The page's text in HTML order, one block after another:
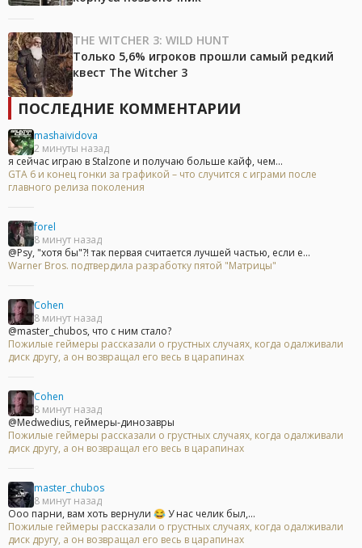
THE WITCHER 3: WILD HUNT
Только 5,6% игроков прошли самый редкий
квест The Witcher 3
ПОСЛЕДНИЕ КОММЕНТАРИИ
mashaividova
2 минуты назад
я сейчас играю в Stalzone и получаю больше кайф, чем...
GTA 6 и конец гонки за графикой – что случится с играми после
главного релиза поколения
forel
8 минут назад
@Psy, "хотя бы"?! так первая считается лучшей частью, если е...
Warner Bros. подтвердила разработку пятой "Матрицы"
Cohen
8 минут назад
@master_chubos, что с ним стало?
Пожилые геймеры рассказали о грустных случаях, когда одалживали
диск другу, а он возвращал его весь в царапинах
Cohen
8 минут назад
@Medwedius, геймеры-динозавры
Пожилые геймеры рассказали о грустных случаях, когда одалживали
диск другу, а он возвращал его весь в царапинах
master_chubos
8 минут назад
Ооо парни, вам хоть вернули 😂 У нас челик был,...
Пожилые геймеры рассказали о грустных случаях, когда одалживали
диск другу, а он возвращал его весь в царапинах